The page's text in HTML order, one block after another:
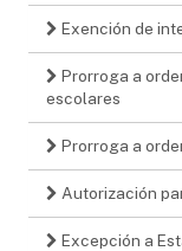
Exención de
Prorroga a
escolares
Prorroga a
Autorización
Excepción a